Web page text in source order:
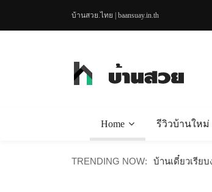
บ้านสวย.ไทย | baansuay.in.th
Home รีวิวบ้านใหม่
TRENDING NOW: บ้านไม้น็อคดา